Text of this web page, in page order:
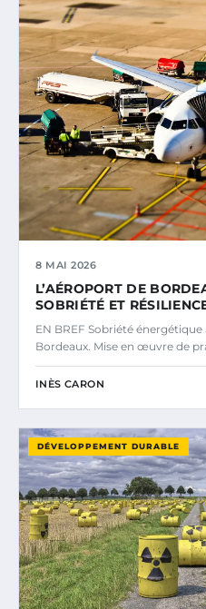
8 MAI 2026
L’AÉROPORT DE
SOBRIÉTÉ ET
EN BREF Sobriété
Bordeaux. Mise en œuvre de
INÈS CARON
DÉVELOPPEMENT DURABLE